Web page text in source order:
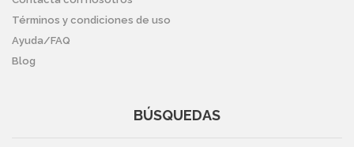
Términos y condiciones de uso
Ayuda/FAQ
Blog
BÚSQUEDAS